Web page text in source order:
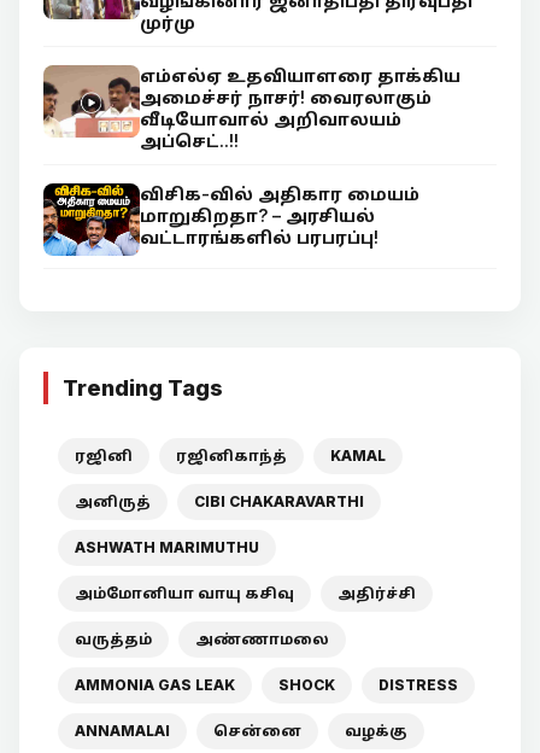
முர்மு
எம்எல்ஏ உதவியாளரை தாக்கிய
அமைச்சர் நாசர்! வைரலாகும்
வீடியோவால் அறிவாலயம்
அப்செட்..!!
விசிக-வில் அதிகார மையம்
மாறுகிறதா? – அரசியல்
வட்டாரங்களில் பரபரப்பு!
Trending Tags
ரஜினி ரஜினிகாந்த் KAMAL
அனிருத் CIBI CHAKARAVARTHI
ASHWATH MARIMUTHU
அம்மோனியா வாயு கசிவு அதிர்ச்சி
வருத்தம் அண்ணாமலை
AMMONIA GAS LEAK SHOCK DISTRESS
ANNAMALAI சென்னை வழக்கு